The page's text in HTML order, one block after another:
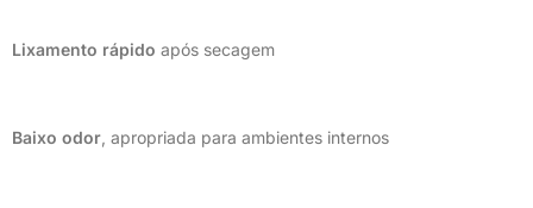
Lixamento rápido após secagem
Baixo odor , apropriada para ambientes internos